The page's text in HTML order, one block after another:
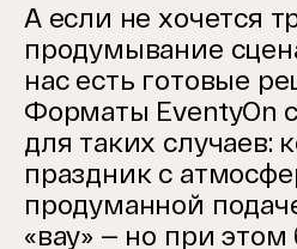
А если не хочется
продумывание
нас есть готовые
Форматы EventyOn
для таких случаев:
праздник с
продуманной
«вау» — но при этом